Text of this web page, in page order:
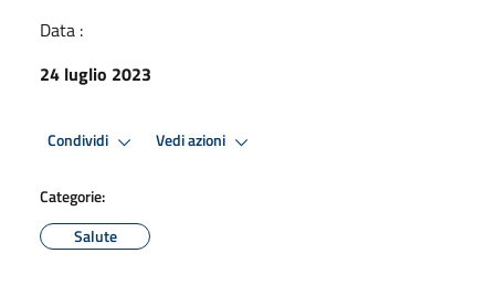
Data :
24 luglio 2023
Condividi Vedi azioni
Categorie:
Salute